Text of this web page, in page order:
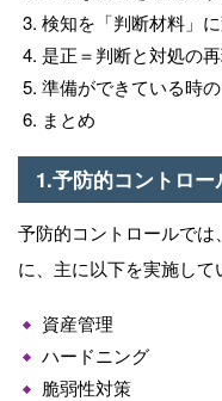
検知を「判断材料」
是正＝判断と対処の
準備ができている時
まとめ
1.予防的コントロ
予防的コントロールで
に、主に以下を実施して
資産管理
ハードニング
脆弱性対策